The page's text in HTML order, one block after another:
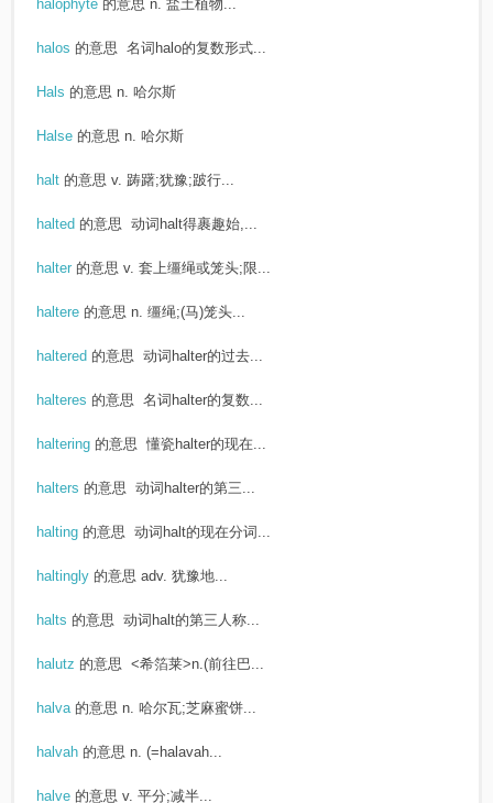
halophyte 的意思 n. 盐土植物...
halos 的意思 名词halo的复数形式...
Hals 的意思 n. 哈尔斯
Halse 的意思 n. 哈尔斯
halt 的意思 v. 踌躇;犹豫;跛行...
halted 的意思 动词halt得裹趣始,...
halter 的意思 v. 套上缰绳或笼头;限...
haltere 的意思 n. 缰绳;(马)笼头...
haltered 的意思 动词halter的过去...
halteres 的意思 名词halter的复数...
haltering 的意思 懂瓷halter的现在...
halters 的意思 动词halter的第三...
halting 的意思 动词halt的现在分词...
haltingly 的意思 adv. 犹豫地...
halts 的意思 动词halt的第三人称...
halutz 的意思 <希箔莱>n.(前往巴...
halva 的意思 n. 哈尔瓦;芝麻蜜饼...
halvah 的意思 n. (=halavah...
halve 的意思 v. 平分;减半...